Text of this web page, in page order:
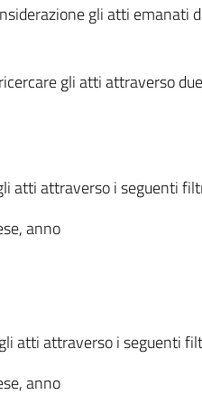
gli atti emanati
gli atti attraverso
atti attraverso i seguenti
anno
atti attraverso i seguenti
anno